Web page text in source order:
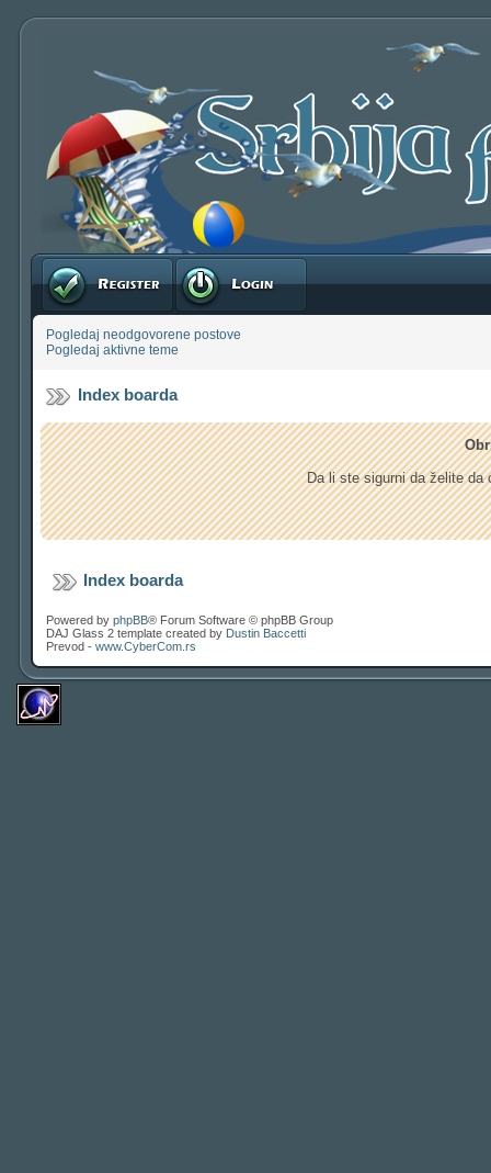
Registruj se Prijavite se
Pogledaj neodgovorene postove
Pogledaj aktivne teme
Index boarda
Da li ste sigurni da želite da
Index boarda
Powered by phpBB® Forum Software © phpBB Group
DAJ Glass 2 template created by Dustin Baccetti
Prevod - www.CyberCom.rs